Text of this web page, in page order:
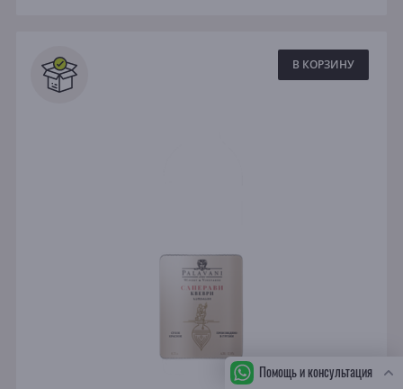
Помощь и консультация
В КОРЗИНУ